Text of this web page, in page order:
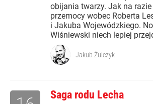
obijania twarzy. Jak na razie
przemocy wobec Roberta
i Jakuba Wojewódzkiego.
Wiśniewski niech lepiej
Jakub Żulczyk
Saga rodu Lecha